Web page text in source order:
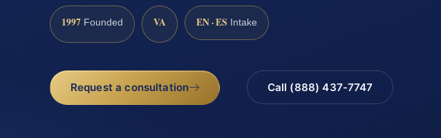
1997 Founded VA EN · ES Intake
Request a consultation Call (888) 437-7747